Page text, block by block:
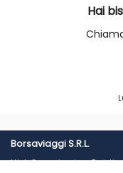
4 piscine di cui una per
lettini e teli mare a
discoteca
gratuita anche nelle aree
servizio medico, negozio
palestra, tennis, ping-
acquatici non
diving.
Hai
Borsaviaggi S.R.L.
H.L.A. Comunicazione Turistica